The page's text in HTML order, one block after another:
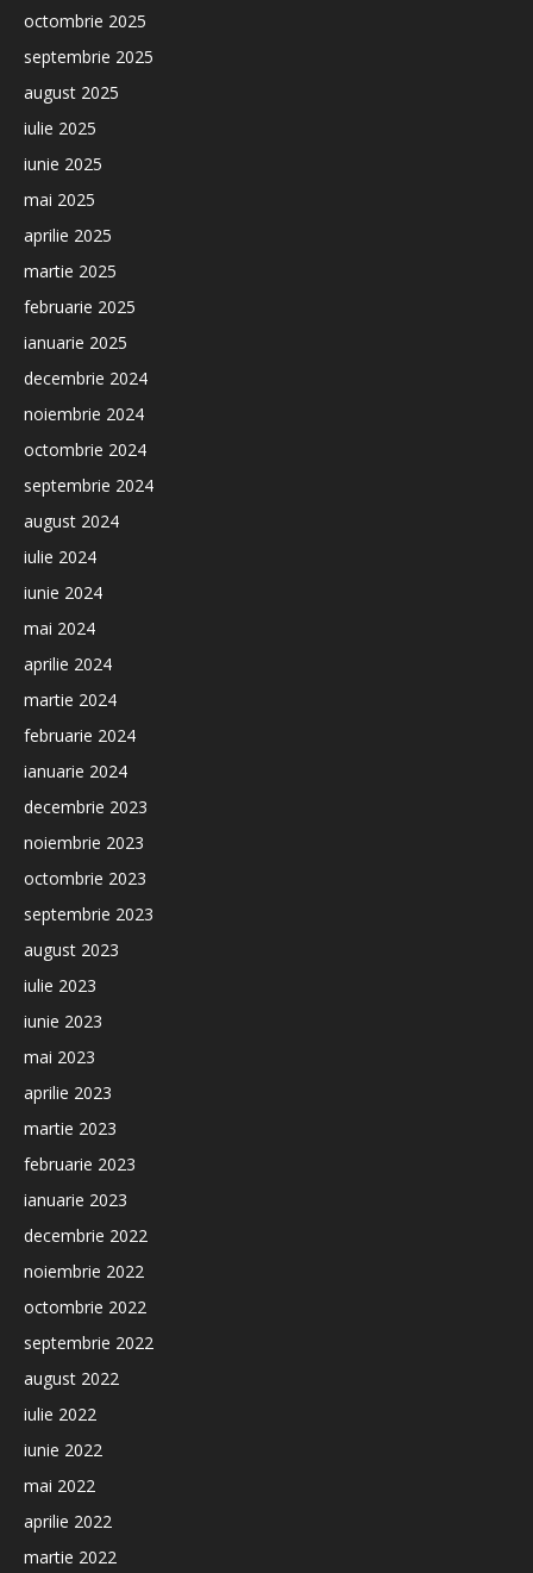
octombrie 2025
septembrie 2025
august 2025
iulie 2025
iunie 2025
mai 2025
aprilie 2025
martie 2025
februarie 2025
ianuarie 2025
decembrie 2024
noiembrie 2024
octombrie 2024
septembrie 2024
august 2024
iulie 2024
iunie 2024
mai 2024
aprilie 2024
martie 2024
februarie 2024
ianuarie 2024
decembrie 2023
noiembrie 2023
octombrie 2023
septembrie 2023
august 2023
iulie 2023
iunie 2023
mai 2023
aprilie 2023
martie 2023
februarie 2023
ianuarie 2023
decembrie 2022
noiembrie 2022
octombrie 2022
septembrie 2022
august 2022
iulie 2022
iunie 2022
mai 2022
aprilie 2022
martie 2022